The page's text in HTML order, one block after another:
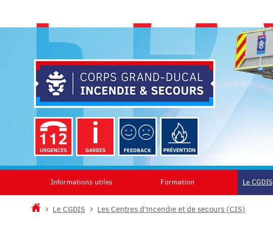
la
contenu
Informations utiles Formation Le CGDIS
Accueil
Le CGDIS Les Centres d'incendie et de secours (CIS)